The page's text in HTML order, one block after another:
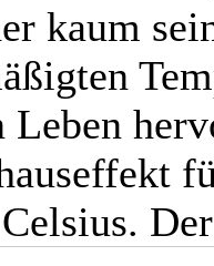
kaum
Leben